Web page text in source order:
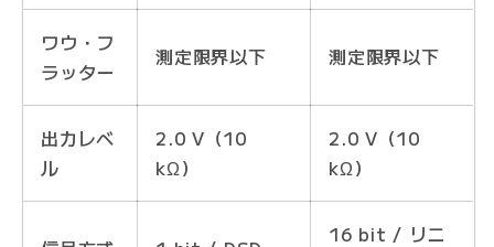
ワウ・フ
ラッター
測定限界以下 測定限界以下
出力レベ
ル
2.0 V（10
kΩ）
2.0 V（10
kΩ）
16 bit / リニ